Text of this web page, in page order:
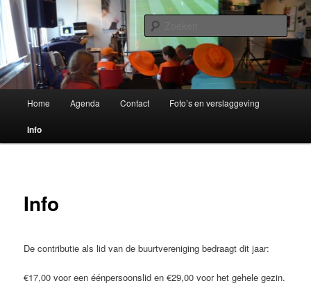
Spring
naar
de
primaire
inhoudBuurtvereniging Oer 't Spoar
Buitenpost!
Home Agenda Contact Foto’s en verslaggeving
Info
Info
De contributie als lid van de buurtvereniging bedraagt dit jaar:
€17,00 voor een éénpersoonslid en €29,00 voor het gehele gezin.